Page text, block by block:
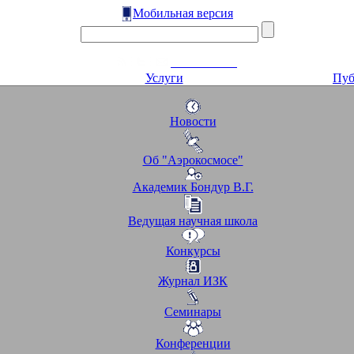
Мобильная версия
Услуги
Новости
Об "Аэрокосмосе"
Академик Бондур В.Г.
Ведущая научная школа
Конкурсы
Журнал ИЗК
Семинары
Конференции